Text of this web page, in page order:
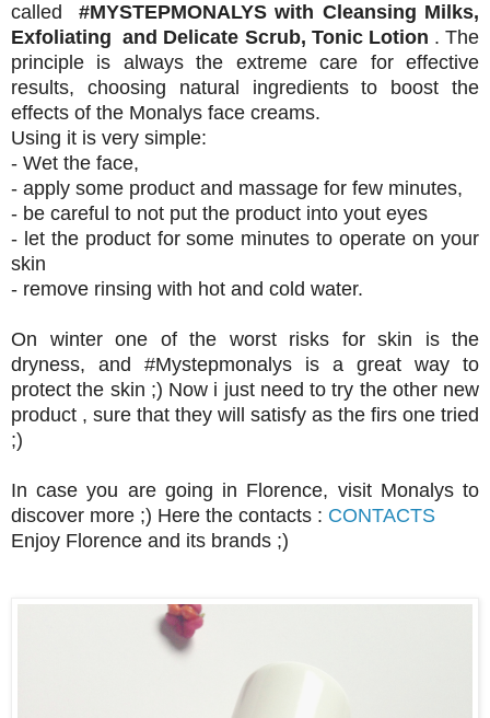
called #MYSTEPMONALYS with Cleansing Milks,
Exfoliating and Delicate Scrub, Tonic Lotion . The
principle is always the extreme care for effective
results, choosing natural ingredients to boost the
effects of the Monalys face creams.
Using it is very simple:
- Wet the face,
- apply some product and massage for few minutes,
- be careful to not put the product into yout eyes
- let the product for some minutes to operate on your
skin
- remove rinsing with hot and cold water.
On winter one of the worst risks for skin is the
dryness, and #Mystepmonalys is a great way to
protect the skin ;) Now i just need to try the other new
product , sure that they will satisfy as the firs one tried
;)
In case you are going in Florence, visit Monalys to
discover more ;) Here the contacts : CONTACTS
Enjoy Florence and its brands ;)